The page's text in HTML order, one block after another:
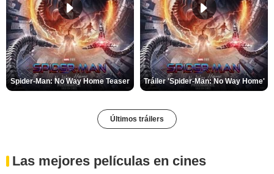
Spider-Man: No Way Home Teaser Tráiler 'Spider-Man: No Way Home'
Últimos tráilers
Las mejores películas en cines